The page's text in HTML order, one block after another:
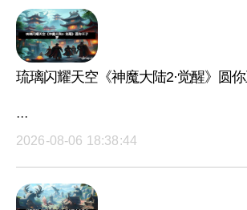
琉璃闪耀天空《神魔大陆2·觉醒》圆
···
2026-08-06 18:38:44